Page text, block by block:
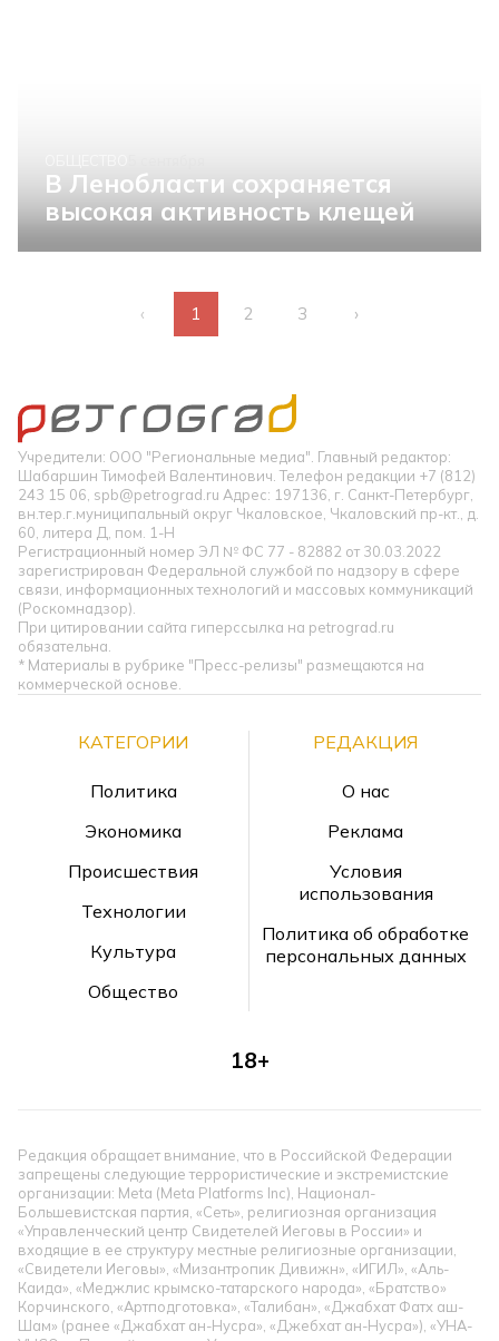
В Ленобласти сохраняется
высокая активность клещей
‹ 1 2 3 ›
Учредители: ООО "Региональные медиа". Главный редактор:
Шабаршин Тимофей Валентинович. Телефон редакции +7 (812)
243 15 06, spb@petrograd.ru Адрес: 197136, г. Санкт-Петербург,
вн.тер.г.муниципальный округ Чкаловское, Чкаловский пр-кт., д.
60, литера Д, пом. 1-Н
Регистрационный номер ЭЛ № ФС 77 - 82882 от 30.03.2022
зарегистрирован Федеральной службой по надзору в сфере
связи, информационных технологий и массовых коммуникаций
(Роскомнадзор).
При цитировании сайта гиперссылка на petrograd.ru
обязательна.
* Материалы в рубрике "Пресс-релизы" размещаются на
коммерческой основе.
КАТЕГОРИИ
Политика
Экономика
Происшествия
Технологии
Культура
Общество
РЕДАКЦИЯ
О нас
Реклама
Условия
использования
Политика об обработке
персональных данных
18+
Редакция обращает внимание, что в Российской Федерации
запрещены следующие террористические и экстремистские
организации: Meta (Meta Platforms Inc), Национал-
Большевистская партия, «Сеть», религиозная организация
«Управленческий центр Свидетелей Иеговы в России» и
входящие в ее структуру местные религиозные организации,
«Свидетели Иеговы», «Мизантропик Дивижн», «ИГИЛ», «Аль-
Каида», «Меджлис крымско-татарского народа», «Братство»
Корчинского, «Артподготовка», «Талибан», «Джабхат Фатх аш-
Шам» (ранее «Джабхат ан-Нусра», «Джебхат ан-Нусра»), «УНА-